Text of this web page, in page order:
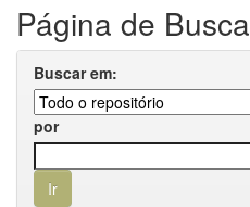
Página de Busca
Buscar em:
por